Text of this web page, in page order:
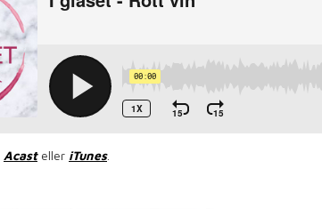
Acasteller iTunes.